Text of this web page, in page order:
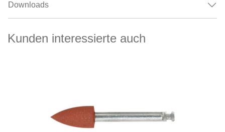
Downloads
Kunden interessierte auch